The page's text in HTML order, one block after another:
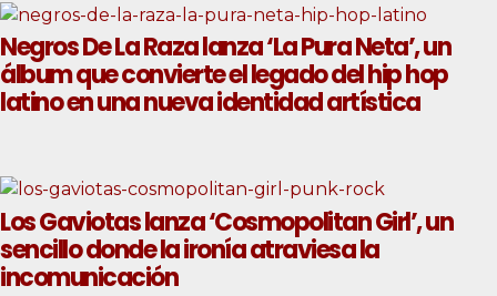
Negros De La Raza lanza ‘La Pura Neta’, un
álbum que convierte el legado del hip hop
latino en una nueva identidad artística
Los Gaviotas lanza ‘Cosmopolitan Girl’, un
sencillo donde la ironía atraviesa la
incomunicación